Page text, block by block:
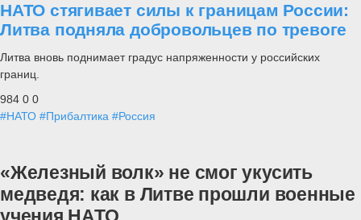
НАТО стягивает силы к границам России:
Литва подняла добровольцев по тревоге
Литва вновь поднимает градус напряженности у российских
границ.
984 0 0
#НАТО #Прибалтика #Россия
«Железный волк» не смог укусить
медведя: как в Литве прошли военные